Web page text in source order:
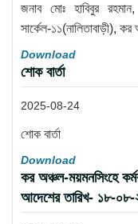
জনাব মোঃ হাবিবুর
সার্কেল-১১(নালিতাবাড়ী),
Download
শোক বার্তা
2025-08-24
শোক বার্তা
Download
কর অঞ্চল-ময়মনসিংহে
আদেশের তারিখ- ১৮-